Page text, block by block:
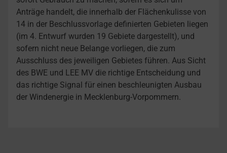
Anträge handelt, die innerhalb der Flächenkulisse von
14 in der Beschlussvorlage definierten Gebieten liegen
(im 4. Entwurf wurden 19 Gebiete dargestellt), und
sofern nicht neue Belange vorliegen, die zum
Ausschluss des jeweiligen Gebietes führen. Aus Sicht
des BWE und LEE MV die richtige Entscheidung und
das richtige Signal für einen beschleunigten Ausbau
der Windenergie in Mecklenburg-Vorpommern.